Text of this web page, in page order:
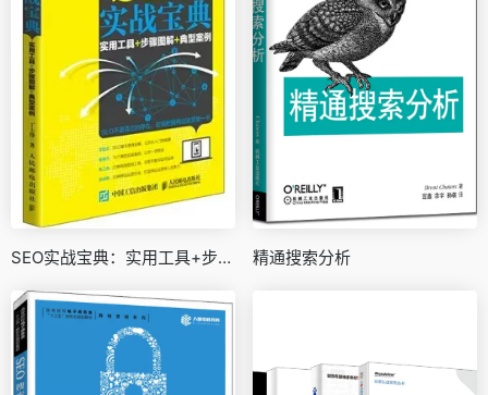
SEO实战宝典：实用工具+步骤图解+典型案例 精通搜索分析